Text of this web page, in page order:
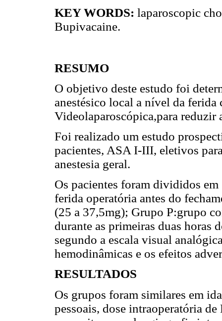
KEY WORDS: laparoscopic
Bupivacaine.
RESUMO
O objetivo deste estudo foi
anestésico local a nível da
Videolaparoscópica,para reduzir
Foi realizado um estudo
pacientes, ASA I-III, eletivos
anestesia geral.
Os pacientes foram divididos
ferida operatória antes do
(25 a 37,5mg); Grupo P:grupo
durante as primeiras duas horas
segundo a escala visual
hemodinâmicas e os efeitos
RESULTADOS
Os grupos foram similares em
pessoais, dose intraoperatória